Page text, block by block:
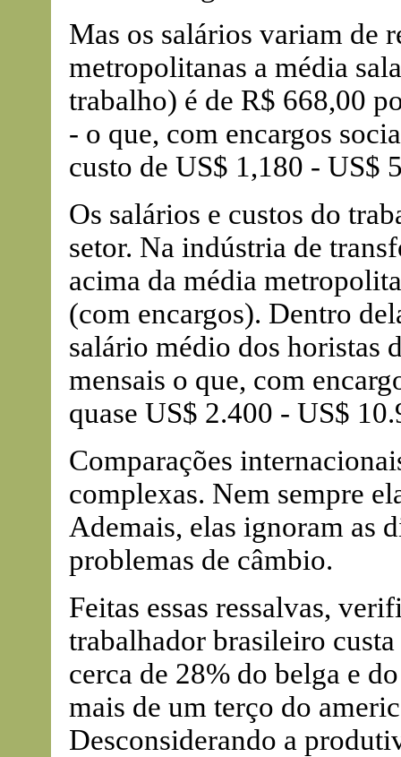
Mas os salários variam de
metropolitanas a média
trabalho) é de R$ 668,00
- o que, com encargos
custo de US$ 1,180 - US$
Os salários e custos do
setor. Na indústria de
acima da média
(com encargos). Dentro
salário médio dos horistas
mensais o que, com
quase US$ 2.400 - US$
Comparações
complexas. Nem sempre
Ademais, elas ignoram as
problemas de câmbio.
Feitas essas ressalvas,
trabalhador brasileiro
cerca de 28% do belga e
mais de um terço do
Desconsiderando a